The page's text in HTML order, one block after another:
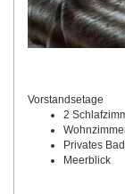
Vorstandsetage
2
Privates
Meerblick